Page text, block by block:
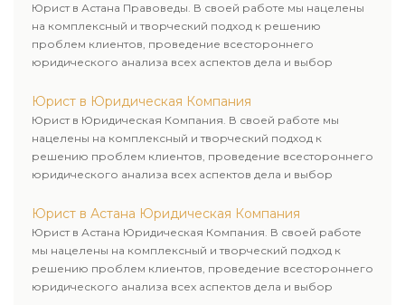
Юрист в Астана Правоведы. В своей работе мы нацелены
на комплексный и творческий подход к решению
проблем клиентов, проведение всестороннего
юридического анализа всех аспектов дела и выбор
Юрист в Юридическая Компания
Юрист в Юридическая Компания. В своей работе мы
нацелены на комплексный и творческий подход к
решению проблем клиентов, проведение всестороннего
юридического анализа всех аспектов дела и выбор
Юрист в Астана Юридическая Компания
Юрист в Астана Юридическая Компания. В своей работе
мы нацелены на комплексный и творческий подход к
решению проблем клиентов, проведение всестороннего
юридического анализа всех аспектов дела и выбор